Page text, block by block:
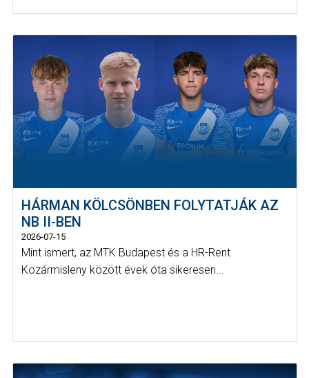
HÁRMAN KÖLCSÖNBEN FOLYTATJÁK AZ
NB II-BEN
2026-07-15
Mint ismert, az MTK Budapest és a HR-Rent
Kozármisleny között évek óta sikeresen...